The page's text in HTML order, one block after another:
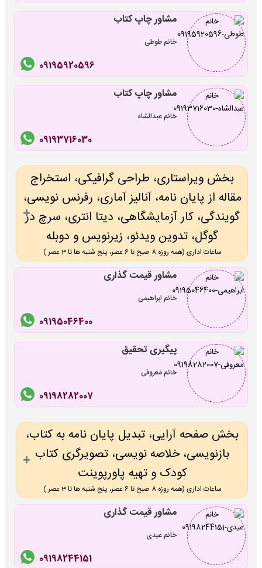
مشاور چاپ کتاب
خانم طوطی
09195920596
مشاور چاپ کتاب
خانم عبدالشاه
09193716030
بخش ویراستاری، طراحی گرافیکی، استخراج
مقاله از پایان نامه، آنالیز آماری، رفرنس نویسی،
گویندگی، کار آزمایشگاهی، دیتا انتری، سرچ در
گوگل، تدوین ویدئو، زیرنویس و دوبله
ساعات اداری (همه روزه 8 صبح تا 6 عصر، پنج شنبه ها تا 3 عصر )
مشاور قیمت گذاری
خانم ابراهیمی
09195046400
پیگیری تحقیق
خانم معروفی
09198282007
بخش صفحه آرایی، تبدیل پایان نامه به کتاب،
بازنویسی، خلاصه نویسی، تصویرگری کتاب
کودک و تهیه پاورپوینت
ساعات اداری (همه روزه 8 صبح تا 6 عصر، پنج شنبه ها تا 3 عصر )
مشاور قیمت گذاری
خانم عیدی
09198244151